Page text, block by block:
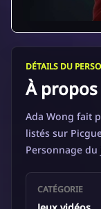
DÉTAILS DU
À
Ada Wong fait
listés sur
Personnage
CATÉGORIE